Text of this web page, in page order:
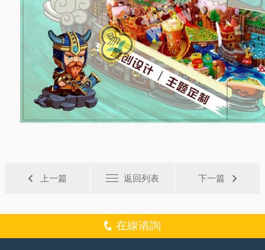
上一篇 返回列表 下一篇
在線谘詢